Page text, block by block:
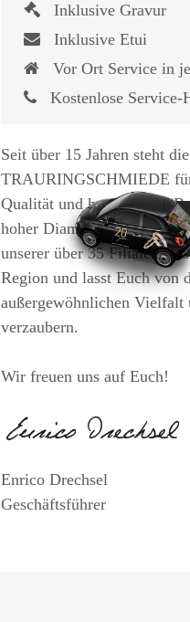
1.825,- €
Inklusive Gravur
Inklusive Etui
Vor Ort Service in
Kostenlose Service-
Seit über 15 Jahren steht die
TRAURINGSCHMIEDE
Qualität und hochwertige
hoher Diamantkompetenz.
unserer über 35 Filialen in
Region und lasst Euch von
außergewöhnlichen Vielfalt
verzaubern.
Wir freuen uns auf Euch!
Enrico Drechsel
Geschäftsführer